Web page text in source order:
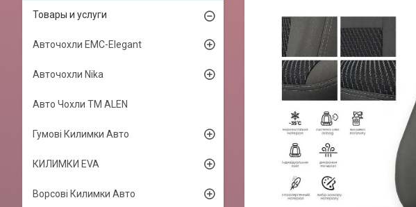
Товары и услуги
Авточохли EMC-Elegant
Авточохли Nika
Авто Чохли TM ALEN
Гумові Килимки Авто
КИЛИМКИ EVA
Ворсові Килимки Авто